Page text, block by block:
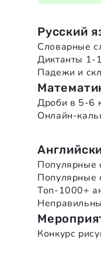
Русский
Словарные
Диктанты 1-
Падежи и
Дроби в 5-6
Онлайн-
Популярные
Популярные
Топ-1000+
Конкурс